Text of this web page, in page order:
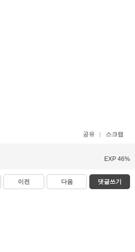
공유 스크랩
EXP 46%
이전 다음 댓글쓰기